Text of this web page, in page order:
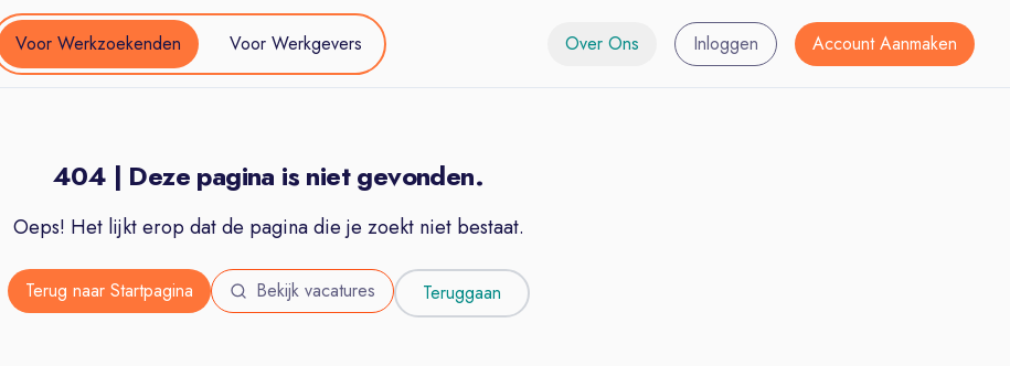
Voor Werkzoekenden Voor Werkgevers Over Ons Inloggen Account Aanmaken
404 | Deze pagina is niet gevonden.
Oeps! Het lijkt erop dat de pagina die je zoekt niet bestaat.
Terug naar Startpagina Bekijk vacatures Teruggaan